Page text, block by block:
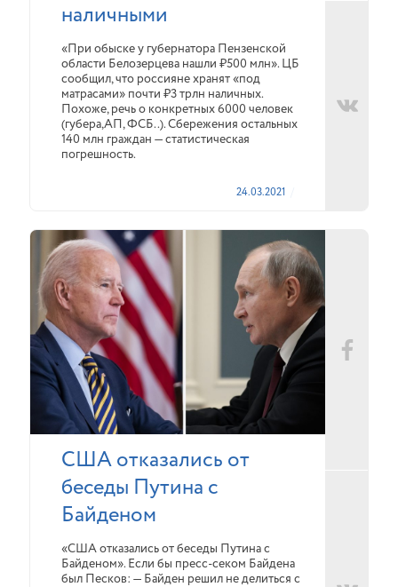
наличными
«При обыске у губернатора Пензенской
области Белозерцева нашли ₽500 млн». ЦБ
сообщил, что россияне хранят «под
матрасами» почти ₽3 трлн наличных.
Похоже, речь о конкретных 6000 человек
(губера,АП, ФСБ..). Сбережения остальных
140 млн граждан — статистическая
погрешность.
24.03.2021
США отказались от
беседы Путина с
Байденом
«США отказались от беседы Путина с
Байденом». Если бы пресс-секом Байдена
был Песков: — Байден решил не делиться с